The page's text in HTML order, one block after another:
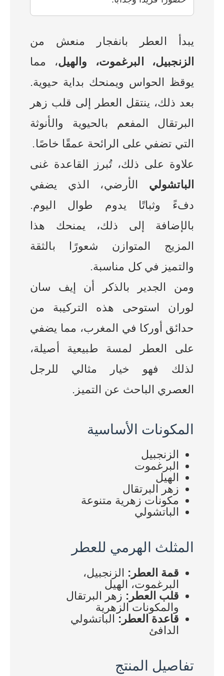
يبدأ العطر بانفجار منعش من
الزنجبيل، البرغموت، والهيل، مما
يوقظ الحواس ويمنحك بداية حيوية.
بعد ذلك، ينتقل العطر إلى قلب زهر
البرتقال المفعم بالحيوية والأنوثة
التي تضفي على الرائحة عمقًا خاصًا.
علاوة على ذلك، تُبرز القاعدة غنى
الباتشولي الأرضي، الذي يضفي
دفءً وثباتًا يدوم طوال اليوم.
بالإضافة إلى ذلك، يمنحك هذا
المزيج المتوازن شعورًا بالثقة
والتميز في كل مناسبة.
ومن الجدير بالذكر أن إيف سان
لوران استوحى هذه التركيبة من
حدائق أوركا في المغرب، مما يضفي
على العطر لمسة طبيعية أصيلة،
لذلك فهو خيار مثالي للرجل
العصري الباحث عن التميز.
المكونات الأساسية
الزنجبيل
البرغموت
الهيل
زهر البرتقال
مكونات زهرية متنوعة
الباتشولي
المثلث الهرمي للعطر
قمة العطر: الزنجبيل،
البرغموت، الهيل
قلب العطر: زهر البرتقال
والمكونات الزهرية
قاعدة العطر: الباتشولي
الدافئ
تفاصيل المنتج